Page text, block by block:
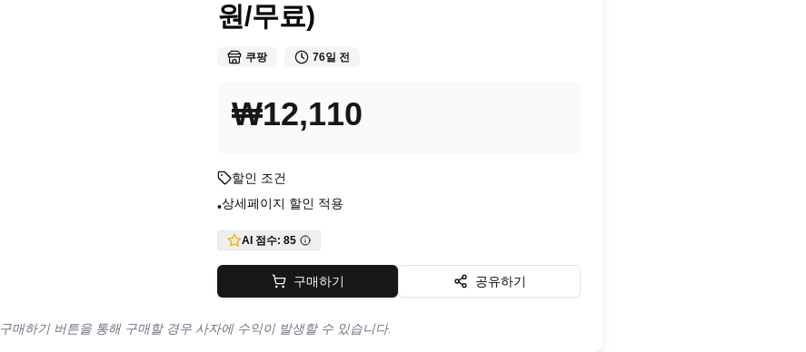
원/무료)
쿠팡 76일 전
₩12,110
할인 조건
•상세페이지 할인 적용
AI 점수: 85
구매하기 공유하기
구매하기 버튼을 통해 구매할 경우 사자에 수익이 발생할 수 있습니다.